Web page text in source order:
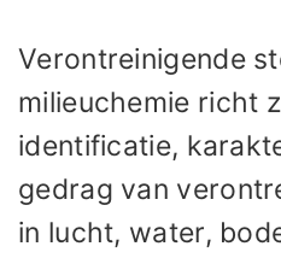
Verontreinigende
milieuchemie richt
identificatie,
gedrag van
in lucht, water,